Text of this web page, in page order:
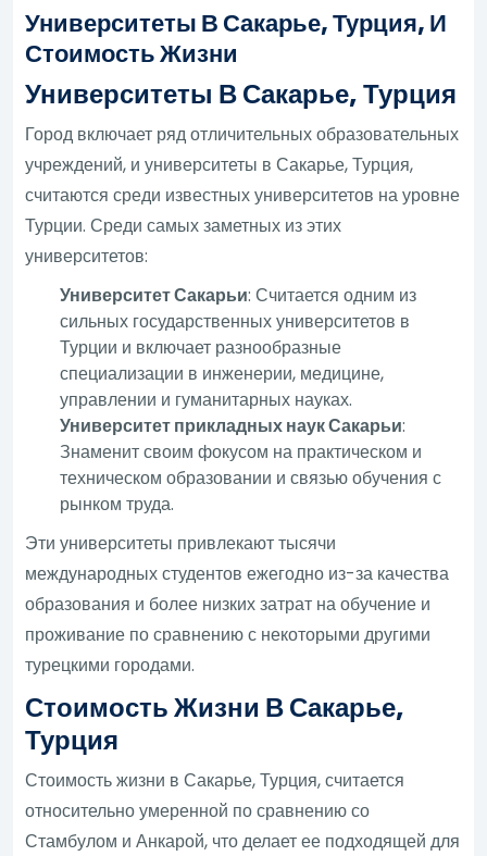
Университеты В Сакарье, Турция, И
Стоимость Жизни
Университеты В Сакарье, Турция
Город включает ряд отличительных образовательных
учреждений, и университеты в Сакарье, Турция,
считаются среди известных университетов на уровне
Турции. Среди самых заметных из этих
университетов:
Университет Сакарьи: Считается одним из
сильных государственных университетов в
Турции и включает разнообразные
специализации в инженерии, медицине,
управлении и гуманитарных науках.
Университет прикладных наук Сакарьи:
Знаменит своим фокусом на практическом и
техническом образовании и связью обучения с
рынком труда.
Эти университеты привлекают тысячи
международных студентов ежегодно из-за качества
образования и более низких затрат на обучение и
проживание по сравнению с некоторыми другими
турецкими городами.
Стоимость Жизни В Сакарье,
Турция
Стоимость жизни в Сакарье, Турция, считается
относительно умеренной по сравнению со
Стамбулом и Анкарой, что делает ее подходящей для